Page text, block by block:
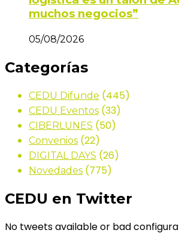
muchos negocios”
05/08/2026
Categorías
CEDU Difunde (445)
CEDU Eventos (33)
CIBERLUNES (50)
Convenios (22)
DIGITAL DAYS (26)
Novedades (775)
CEDU en Twitter
No tweets available or bad